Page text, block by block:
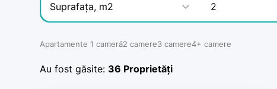
Suprafața, m2 2
Apartamente 1 cameră2 camere3 camere4+ camere
Au fost găsite: 36 Proprietăți